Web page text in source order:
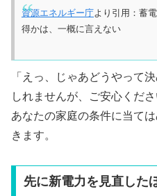
資源エネルギー庁より引用：蓄
得かは、一概に言えない
「えっ、じゃあどうやって
しれませんが、ご安心くださ
あなたの家庭の条件に当て
きます。
先に新電力を見直した